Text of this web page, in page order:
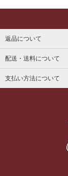
返品について
配送・送料について
支払い方法について